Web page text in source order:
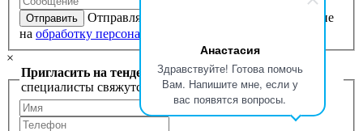
Анастасия
Здравствуйте! Готова помочь
Вам. Напишите мне, если у
вас появятся вопросы.
Отправить
Отправляя данную форму вы даете согласие
на обработку персональных данных
×
Пригласить на тендер
Оставьте заявку и наши
специалисты свяжутся с Вами в ближайшее время!